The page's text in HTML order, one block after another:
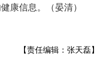
康信息。（晏清）
【责任编辑：张天磊】